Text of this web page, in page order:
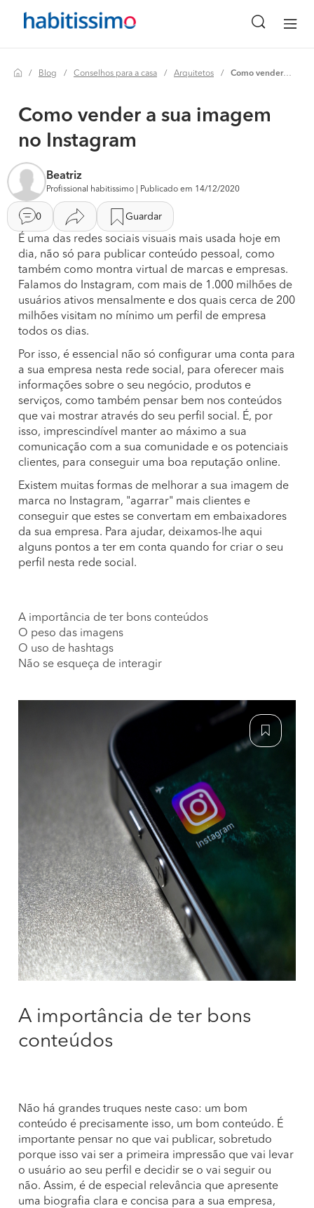
Blog Conselhos para a casa Arquitetos Como vender a sua imagem no instagram
Como vender a sua imagem
no Instagram
Beatriz
Profissional habitissimo | Publicado em 14/12/2020
0 Guardar
É uma das redes sociais visuais mais usada hoje em
dia, não só para publicar conteúdo pessoal, como
também como montra virtual de marcas e empresas.
Falamos do Instagram, com mais de 1.000 milhões de
usuários ativos mensalmente e dos quais cerca de 200
milhões visitam no mínimo um perfil de empresa
todos os dias.
Por isso, é essencial não só configurar uma conta para
a sua empresa nesta rede social, para oferecer mais
informações sobre o seu negócio, produtos e
serviços, como também pensar bem nos conteúdos
que vai mostrar através do seu perfil social. É, por
isso, imprescindível manter ao máximo a sua
comunicação com a sua comunidade e os potenciais
clientes, para conseguir uma boa reputação online.
Existem muitas formas de melhorar a sua imagem de
marca no Instagram, "agarrar" mais clientes e
conseguir que estes se convertam em embaixadores
da sua empresa. Para ajudar, deixamos-lhe aqui
alguns pontos a ter em conta quando for criar o seu
perfil nesta rede social.
A importância de ter bons conteúdos
O peso das imagens
O uso de hashtags
Não se esqueça de interagir
A importância de ter bons
conteúdos
Não há grandes truques neste caso: um bom
conteúdo é precisamente isso, um bom conteúdo. É
importante pensar no que vai publicar, sobretudo
porque isso vai ser a primeira impressão que vai levar
o usuário ao seu perfil e decidir se o vai seguir ou
não. Assim, é de especial relevância que apresente
uma biografia clara e concisa para a sua empresa,